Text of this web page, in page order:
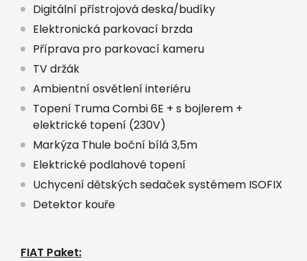
Digitální přístrojová deska/budíky
Elektronická parkovací brzda
Příprava pro parkovací kameru
TV držák
Ambientní osvětlení interiéru
Topení Truma Combi 6E + s bojlerem +
elektrické topení (230V)
Markýza Thule boční bílá 3,5m
Elektrické podlahové topení
Uchycení dětských sedaček systémem ISOFIX
Detektor kouře
FIAT Paket: